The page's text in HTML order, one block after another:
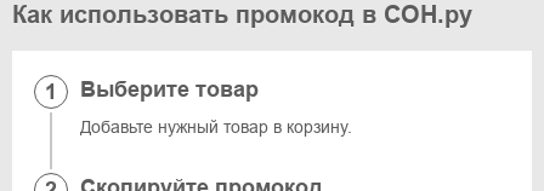
Как использовать промокод в СОН.ру
Выберите товар
Добавьте нужный товар в корзину.